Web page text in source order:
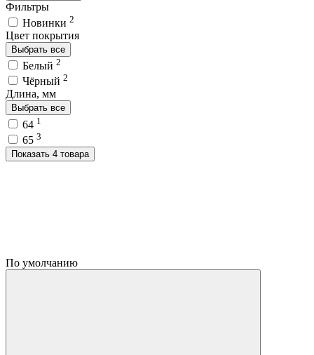
Фильтры
Новинки 2
Цвет покрытия
Выбрать все
Белый 2
Чёрный 2
Длина, мм
Выбрать все
64 1
65 3
Показать 4 товара
По умолчанию